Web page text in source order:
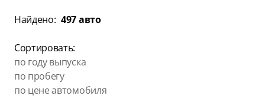
Найдено: 497 авто
Сортировать:
по году выпуска
по пробегу
по цене автомобиля